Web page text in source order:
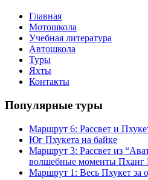
Главная
Мотошкола
Учебная литература
Автошкола
Туры
Яхты
Контакты
Популярные туры
Маршрут 6: Рассвет и
Юг Пхукета на байке
Маршрут 3: Рассвет из
волшебные моменты Пханг
Маршрут 1: Весь Пхукет за